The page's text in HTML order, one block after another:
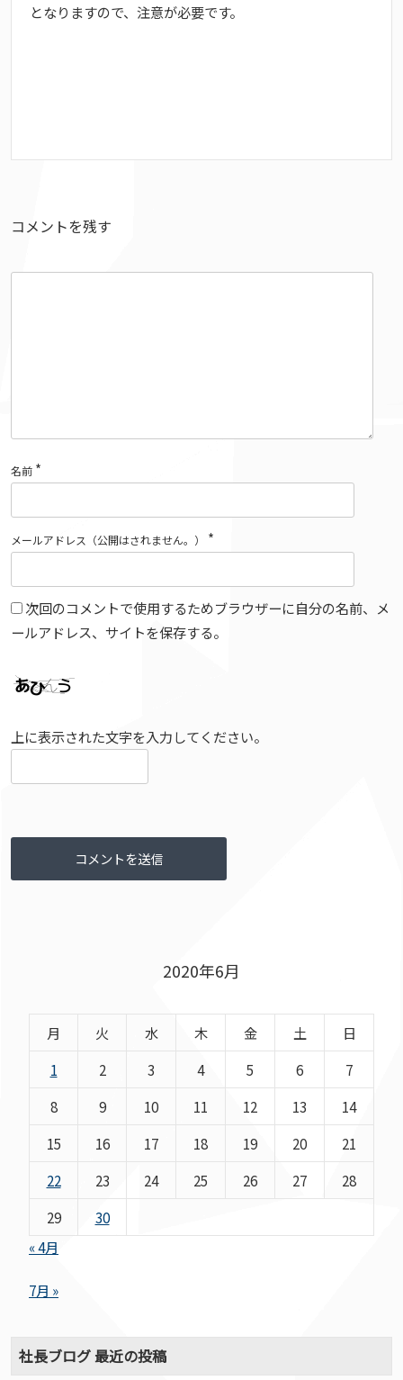
となりますので、注意が必要です。
コメントを残す
名前 *
メールアドレス（公開はされません。） *
次回のコメントで使用するためブラウザーに自分の名前、メ
ールアドレス、サイトを保存する。
上に表示された文字を入力してください。
2020年6月
月 火 水 木 金 土
日
1
2 3 4 5 6
7
8
9 10 11 12 13
14
15
16 17 18 19 20
21
22
23 24 25 26 27
28
29
30
« 4月
7月 »
社長ブログ 最近の投稿